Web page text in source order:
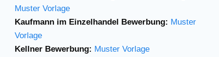
Muster Vorlage
Kaufmann im Einzelhandel Bewerbung: Muster
Vorlage
Kellner Bewerbung: Muster Vorlage